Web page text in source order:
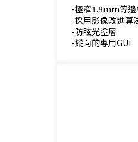
-極窄1.8mm等邊
-採用影像改進算
-防眩光塗層
-縱向的專用GUI